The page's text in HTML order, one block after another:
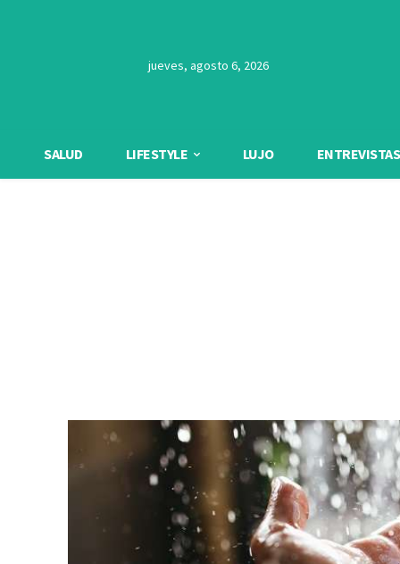
jueves, agosto 6, 2026
SALUD LIFESTYLE LUJO ENTREVISTAS